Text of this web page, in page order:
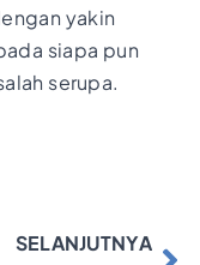
yakin
siapa pun
serupa.
SELANJUTNYA